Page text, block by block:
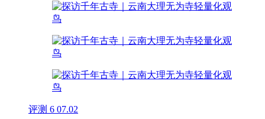
评测 6 07.02